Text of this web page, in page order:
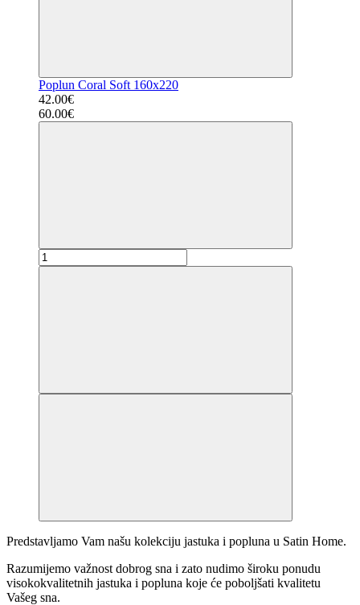
Poplun Coral Soft 160x220
42.00€
60.00€
Predstavljamo Vam našu kolekciju jastuka i popluna u Satin Home.
Razumijemo važnost dobrog sna i zato nudimo široku ponudu
visokokvalitetnih jastuka i popluna koje će poboljšati kvalitetu
Vašeg sna.